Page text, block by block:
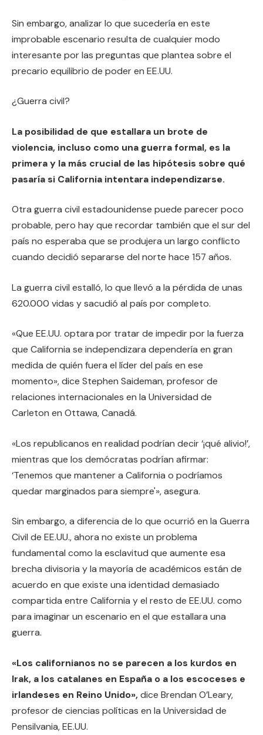
Sin embargo, analizar lo que sucedería en este
improbable escenario resulta de cualquier modo
interesante por las preguntas que plantea sobre el
precario equilibrio de poder en EE.UU.
¿Guerra civil?
La posibilidad de que estallara un brote de
violencia, incluso como una guerra formal, es la
primera y la más crucial de las hipótesis sobre qué
pasaría si California intentara independizarse.
Otra guerra civil estadounidense puede parecer poco
probable, pero hay que recordar también que el sur del
país no esperaba que se produjera un largo conflicto
cuando decidió separarse del norte hace 157 años.
La guerra civil estalló, lo que llevó a la pérdida de unas
620.000 vidas y sacudió al país por completo.
«Que EE.UU. optara por tratar de impedir por la fuerza
que California se independizara dependería en gran
medida de quién fuera el líder del país en ese
momento», dice Stephen Saideman, profesor de
relaciones internacionales en la Universidad de
Carleton en Ottawa, Canadá.
«Los republicanos en realidad podrían decir ‘¡qué alivio!’,
mientras que los demócratas podrían afirmar:
‘Tenemos que mantener a California o podríamos
quedar marginados para siempre'», asegura.
Sin embargo, a diferencia de lo que ocurrió en la Guerra
Civil de EE.UU., ahora no existe un problema
fundamental como la esclavitud que aumente esa
brecha divisoria y la mayoría de académicos están de
acuerdo en que existe una identidad demasiado
compartida entre California y el resto de EE.UU. como
para imaginar un escenario en el que estallara una
guerra.
«Los californianos no se parecen a los kurdos en
Irak, a los catalanes en España o a los escoceses e
irlandeses en Reino Unido»,dice Brendan O’Leary,
profesor de ciencias políticas en la Universidad de
Pensilvania, EE.UU.